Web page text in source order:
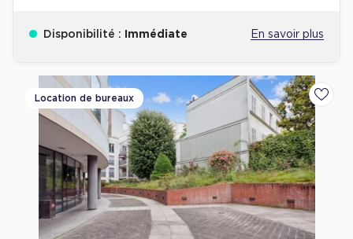
Disponibilité : Immédiate En savoir plus
Location de bureaux